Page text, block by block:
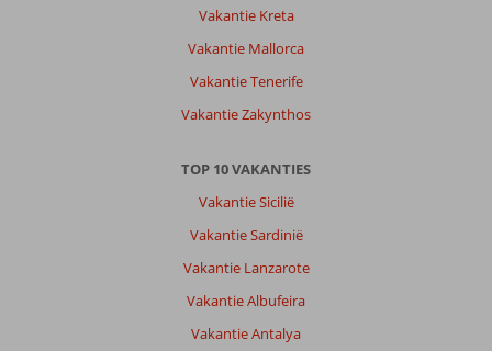
Vakantie Kreta
Vakantie Mallorca
Vakantie Tenerife
Vakantie Zakynthos
TOP 10 VAKANTIES
Vakantie Sicilië
Vakantie Sardinië
Vakantie Lanzarote
Vakantie Albufeira
Vakantie Antalya